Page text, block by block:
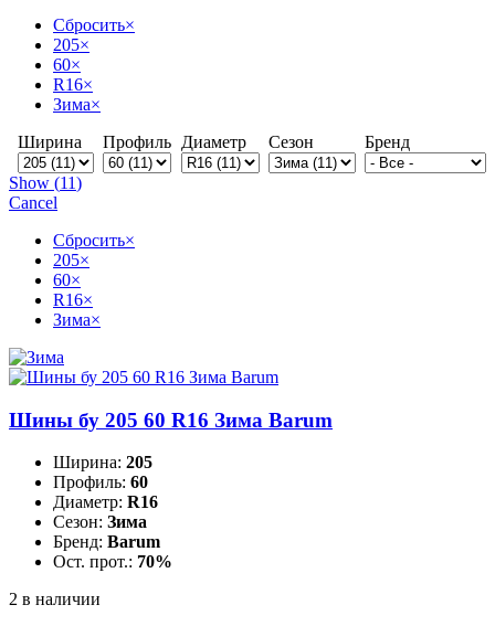
Сбросить×
205×
60×
R16×
Зима×
Ширина
Профиль Диаметр Сезон Бренд
Show (11)
Cancel
Сбросить×
205×
60×
R16×
Зима×
Шины бу 205 60 R16 Зима Barum
Ширина: 205
Профиль: 60
Диаметр: R16
Сезон: Зима
Бренд: Barum
Ост. прот.: 70%
2 в наличии